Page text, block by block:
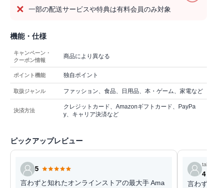
一部の配送サービスや特典は有料会員のみ対象
機能・仕様
キャンペーン・
クーポン情報
商品により異なる
ポイント機能 独自ポイント
取扱ジャンル ファッション、食品、日用品、本・ゲーム、家電など
決済方法
クレジットカード、Amazonギフトカード、PayPa
y、キャリア決済など
ピックアップレビュー
5
言わずと知れたオンラインストアの最大手 Ama
take
4
言わずと